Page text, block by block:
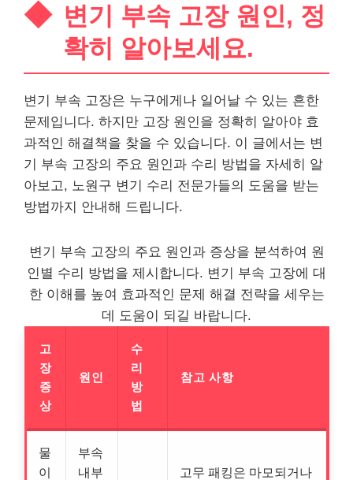
변기 부속 고장 원인, 정
확히 알아보세요.
변기 부속 고장은 누구에게나 일어날 수 있는 흔한
문제입니다. 하지만 고장 원인을 정확히 알아야 효
과적인 해결책을 찾을 수 있습니다. 이 글에서는 변
기 부속 고장의 주요 원인과 수리 방법을 자세히 알
아보고, 노원구 변기 수리 전문가들의 도움을 받는
방법까지 안내해 드립니다.
변기 부속 고장의 주요 원인과 증상을 분석하여 원
인별 수리 방법을 제시합니다. 변기 부속 고장에 대
한 이해를 높여 효과적인 문제 해결 전략을 세우는
데 도움이 되길 바랍니다.
고
장
증
상
원인
수
리
방
법
참고 사항
물
이
부속
내부
고무 패킹은 마모되거나